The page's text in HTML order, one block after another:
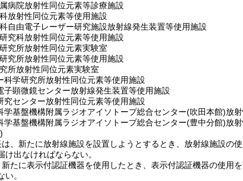
病院放射性同位元素等診療施設
放射性同位元素等使用施設
自由電子レーザー研究施設放射線発生装置等使用施設
究科放射性同位元素等使用施設
究所放射性同位元素実験室
究所放射性同位元素等使用施設
所放射性同位元素実験室
科学研究所放射性同位元素等使用施設
子顕微鏡センター放射線発生装置等使用施設
究センター放射性同位元素等使用施設
学基盤機構附属ラジオアイソトープ総合センター(吹田本館)放
学基盤機構附属ラジオアイソトープ総合センター(豊中分館)放
、新たに放射線施設を設置しようとするとき、放射線施設の
け出なければならない。
たに表示付認証機器を使用したとき、表示付認証機器の使用
い。